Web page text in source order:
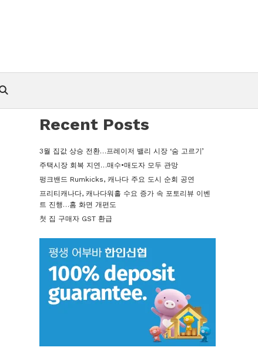
Recent Posts
3월 집값 상승 전환…프레이저 밸리 시장 ‘숨 고르기’
주택시장 회복 지연…매수•매도자 모두 관망
펑크밴드 Rumkicks, 캐나다 주요 도시 순회 공연
프리티캐나다, 캐나다워홀 수요 증가 속 포토리뷰 이벤
트 진행…홈 화면 개편도
첫 집 구매자 GST 환급